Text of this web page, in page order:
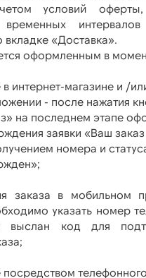
условий
интервалов
«Доставка».
оформленным в
в интернет-магазине и /
- после нажатия
на последнем этапе
заявки «Ваш заказ
номера и
заказа в мобильном
указать номер
выслан код для
посредством